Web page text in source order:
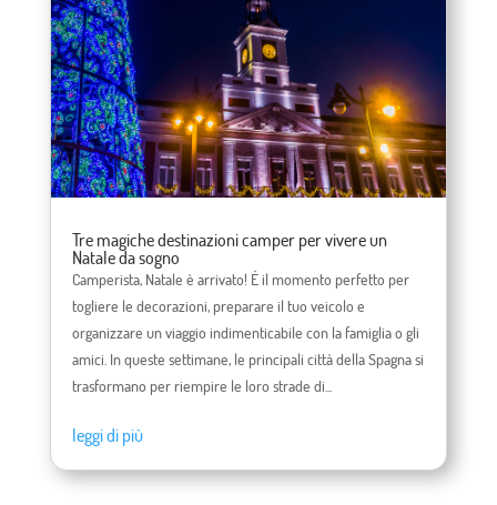
Tre magiche destinazioni camper per vivere un
Natale da sogno
Camperista, Natale è arrivato! È il momento perfetto per
togliere le decorazioni, preparare il tuo veicolo e
organizzare un viaggio indimenticabile con la famiglia o gli
amici. In queste settimane, le principali città della Spagna si
trasformano per riempire le loro strade di...
leggi di più